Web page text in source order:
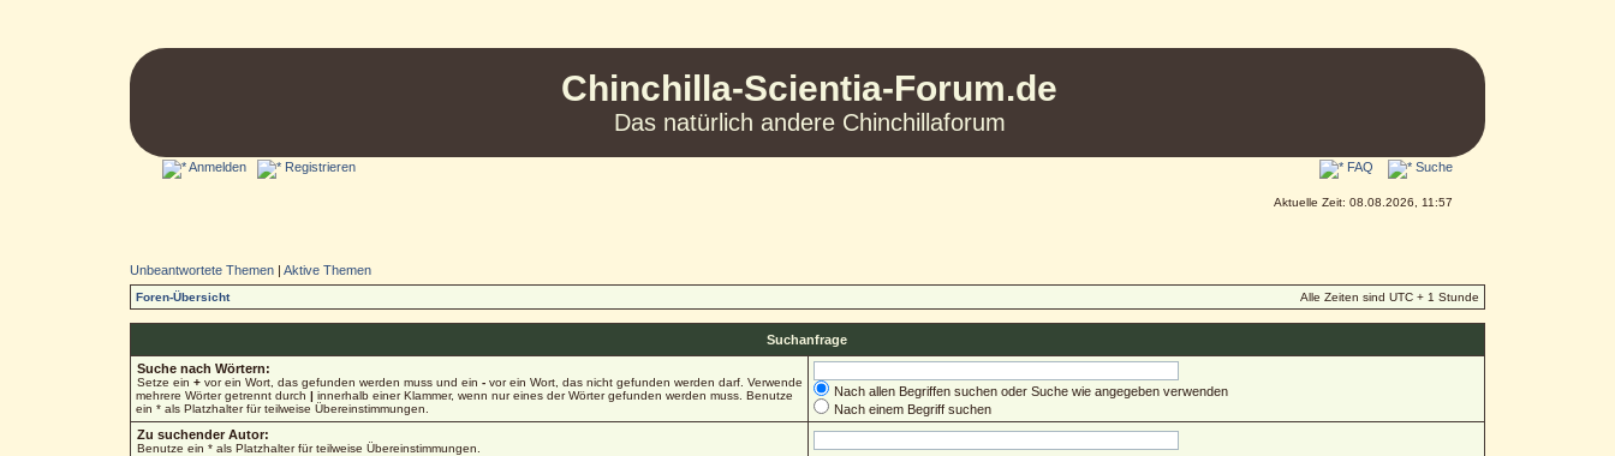
Chinchilla-Scientia-Forum.de
Das natürlich andere Chinchillaforum
Anmelden Registrieren FAQ Suche
Aktuelle Zeit: 08.08.2026, 11:57
Unbeantwortete Themen| Aktive Themen
Foren-Übersicht Alle Zeiten sind UTC + 1 Stunde
Suchanfrage
Suche nach Wörtern:
Setze ein +vor ein Wort, das gefunden werden muss und ein -vor ein Wort, das nicht gefunden werden darf. Verwende
mehrere Wörter getrennt durch | innerhalb einer Klammer, wenn nur eines der Wörter gefunden werden muss. Benutze
ein * als Platzhalter für teilweise Übereinstimmungen.
Nach allen Begriffen suchen oder Suche wie angegeben verwenden
Nach einem Begriff suchen
Zu suchender Autor:
Benutze ein * als Platzhalter für teilweise Übereinstimmungen.